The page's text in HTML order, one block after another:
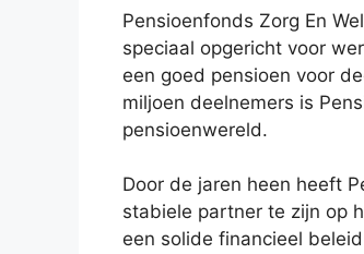
Pensioenfonds Zorg En
speciaal opgericht voor
een goed pensioen voor
miljoen deelnemers is
pensioenwereld.
Door de jaren heen heeft
stabiele partner te zijn op
een solide financieel